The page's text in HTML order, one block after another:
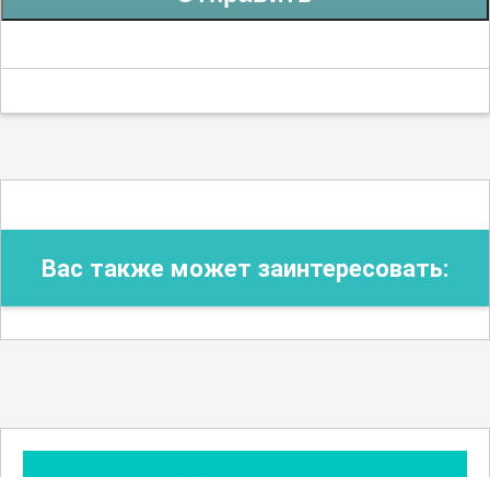
Вас также может заинтересовать: